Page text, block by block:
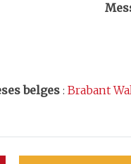
belges: Brabant